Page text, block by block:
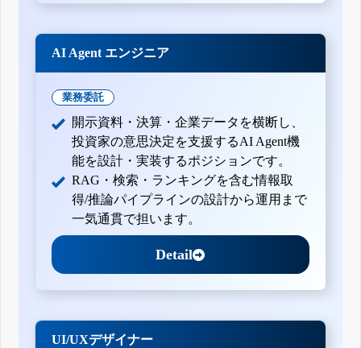
AI Agent エンジニア
業務委託
開示資料・決算・企業データを横断し、
投資家の意思決定を支援するAI Agent機
能を設計・実装するポジションです。
RAG・検索・ランキングを含む情報取
得/推論パイプラインの設計から運用まで
一気通貫で担います。
Detail
UI/UXデザイナー